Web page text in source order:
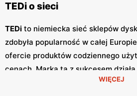
TEDi o sieci
TEDi to niemiecka sieć sklepów
zdobyła popularność w całej
ofercie produktów codziennego
cenach. Marka ta z sukcesem
rynku, oferując klientom atrakcyjne
WIĘCEJ